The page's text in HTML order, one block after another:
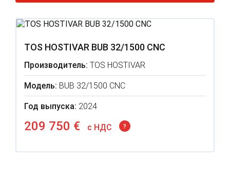
TOS HOSTIVAR BUB 32/1500 CNC
Производитель: TOS HOSTIVAR
Модель: BUB 32/1500 CNC
Год выпуска: 2024
209 750 € c НДС ?